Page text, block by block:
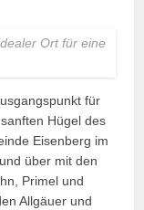
Ort für eine
für
Hügel des
Eisenberg im
über mit den
Primel und
Allgäuer und